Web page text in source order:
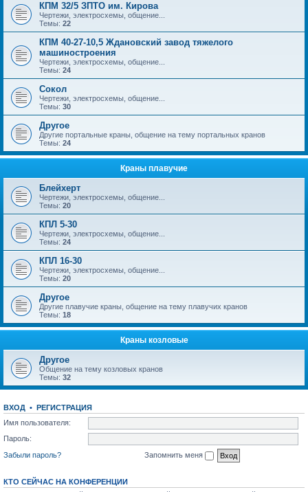
КПМ 32/5 ЗПТО им. Кирова
Чертежи, электросхемы, общение...
Темы: 22
КПМ 40-27-10,5 Ждановский завод тяжелого
машиностроения
Чертежи, электросхемы, общение...
Темы: 24
Сокол
Чертежи, электросхемы, общение...
Темы: 30
Другое
Другие портальные краны, общение на тему портальных кранов
Темы: 24
Краны плавучие
Блейхерт
Чертежи, электросхемы, общение...
Темы: 20
КПЛ 5-30
Чертежи, электросхемы, общение...
Темы: 24
КПЛ 16-30
Чертежи, электросхемы, общение...
Темы: 20
Другое
Другие плавучие краны, общение на тему плавучих кранов
Темы: 18
Краны козловые
Другое
Общение на тему козловых кранов
Темы: 32
ВХОД • РЕГИСТРАЦИЯ
Имя пользователя:
Пароль:
Забыли пароль?
Запомнить меня
КТО СЕЙЧАС НА КОНФЕРЕНЦИИ